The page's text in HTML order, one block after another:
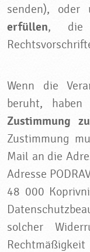
senden), oder
erfüllen, die
Wenn die
beruht,
Zustimmung
Zustimmung
Mail an die
Adresse
48 000
solcher